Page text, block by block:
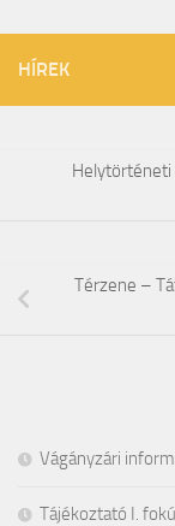
HÍREK
Helytörténeti
Térzene –
Vágányzári
Tájékoztató I.